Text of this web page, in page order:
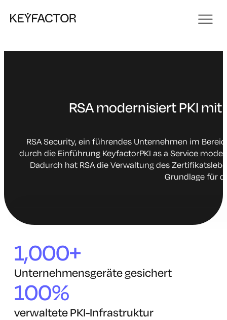
RSA modernisiert PKI
RSA Security, ein führendes Unternehmen im
durch die Einführung KeyfactorPKI as a Service
Dadurch hat RSA die Verwaltung des
Grundlage für
1,000+
Unternehmensgeräte gesichert
100%
verwaltete PKI-Infrastruktur